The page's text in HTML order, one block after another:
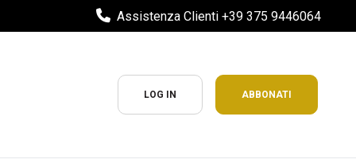
Assistenza Clienti +39 375 9446064
LOG IN ABBONATI